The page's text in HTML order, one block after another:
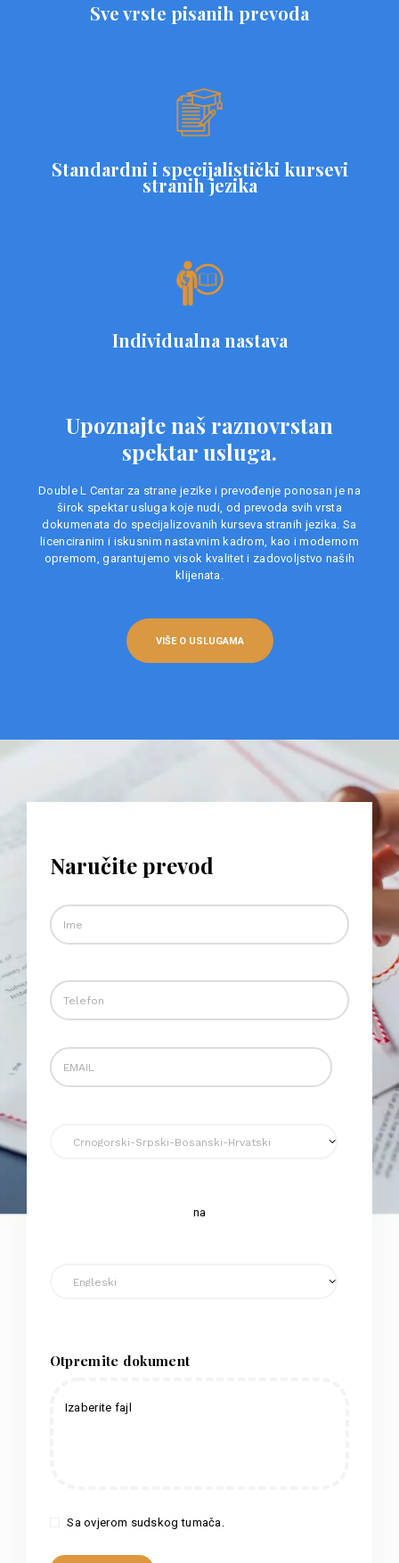
Sve vrste pisanih prevoda
Standardni i specijalistički kursevi
stranih jezika
Individualna nastava
Upoznajte naš raznovrstan
spektar usluga.
Double L Centar za strane jezike i prevođenje ponosan je na
širok spektar usluga koje nudi, od prevoda svih vrsta
dokumenata do specijalizovanih kurseva stranih jezika. Sa
licenciranim i iskusnim nastavnim kadrom, kao i modernom
opremom, garantujemo visok kvalitet i zadovoljstvo naših
klijenata.
VIŠE O USLUGAMA
Naručite prevod
na
Otpremite dokument
Izaberite fajl
Sa ovjerom sudskog tumača.